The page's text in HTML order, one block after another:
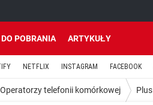
DO POBRANIA ARTYKUŁY
NETFLIX INSTAGRAM FACEBOOK
Operatorzy telefonii komórkowej Plus